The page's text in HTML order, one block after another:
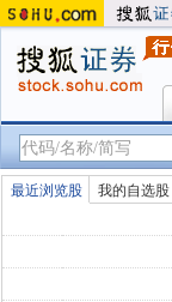
最近浏览股 我的自选股